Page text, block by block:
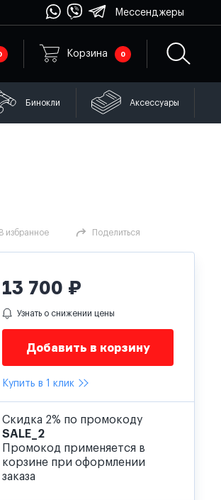
Мессенджеры
Корзина 0
Бинокли Аксессуары
В избранное Поделиться
13 700 ₽
Узнать о снижении цены
Добавить в корзину
Купить в 1 клик
Скидка 2% по промокоду
SALE_2
Промокод применяется в
корзине при оформлении
заказа